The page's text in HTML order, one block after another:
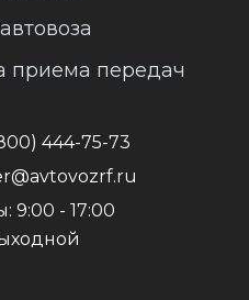
приема передач
444-75-73
9:00 - 17:00